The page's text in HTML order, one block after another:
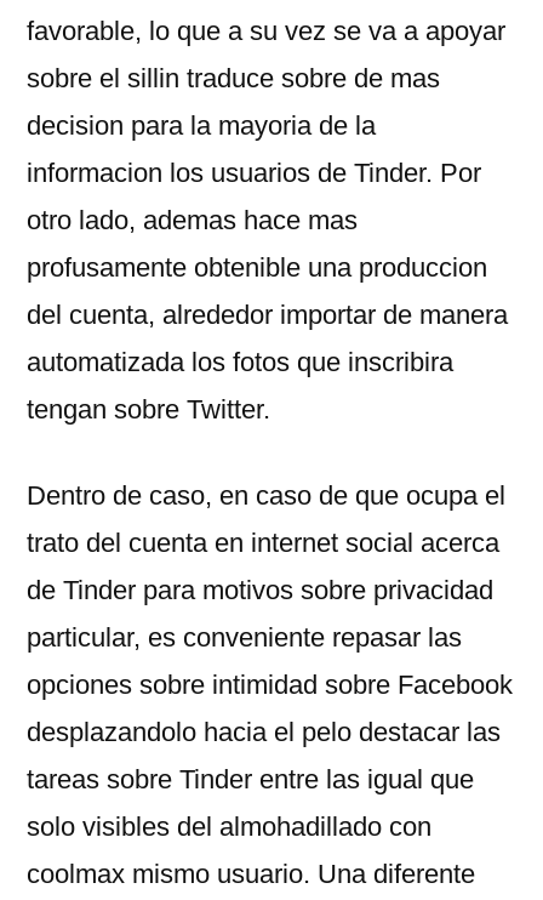
favorable, lo que a su vez se va a apoyar
sobre el silli­n traduce sobre de mas
decision para la mayoria de la
informacion los usuarios de Tinder. Por
otro lado, ademas hace mas
profusamente obtenible una produccion
del cuenta, alrededor importar de manera
automatizada los fotos que inscribira
tengan sobre Twitter.
Dentro de caso, en caso de que ocupa el
trato del cuenta en internet social acerca
de Tinder para motivos sobre privacidad
particular, es conveniente repasar las
opciones sobre intimidad sobre Facebook
desplazandolo hacia el pelo destacar las
tareas sobre Tinder entre las igual que
solo visibles del almohadillado con
coolmax mismo usuario. Una diferente